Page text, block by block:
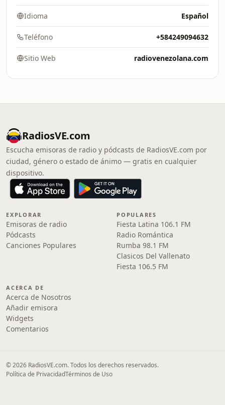
Idioma Español
Teléfono +584249094632
Sitio Web radiovenezolana.com
RadiosVE.com
Escucha emisoras de radio y pódcasts de RadiosVE.com por
ciudad, género o estado de ánimo — gratis en cualquier
dispositivo.
EXPLORAR
Emisoras de radio
Pódcasts
Canciones Populares
POPULARES
Fiesta Latina 106.1 FM
Radio Romántica
Rumba 98.1 FM
Clasicos Del Vallenato
Fiesta 106.5 FM
ACERCA DE
Acerca de Nosotros
Añadir emisora
Widgets
Comentarios
© 2026 RadiosVE.com. Todos los derechos reservados.
Política de PrivacidadTérminos de Uso